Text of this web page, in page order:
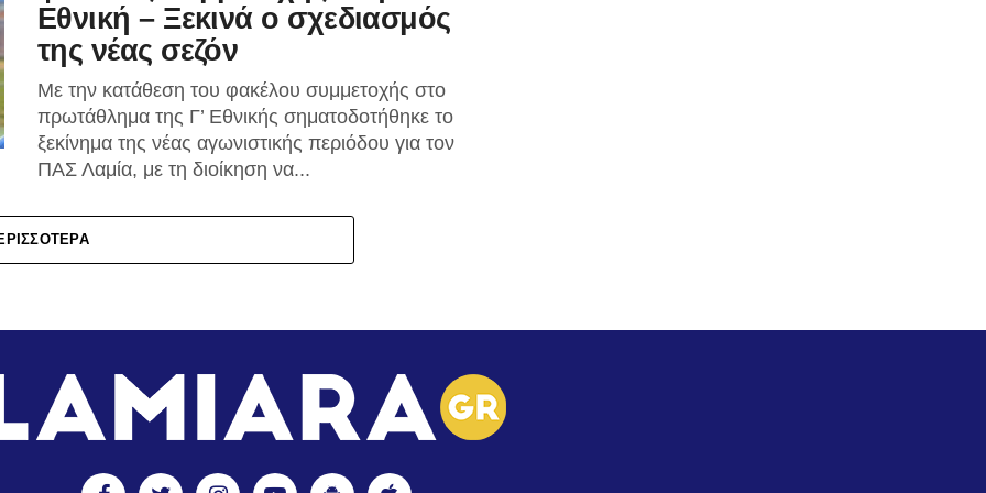
Εθνική – Ξεκινά ο σχεδιασμός
της νέας σεζόν
Με την κατάθεση του φακέλου συμμετοχής στο
πρωτάθλημα της Γ’ Εθνικής σηματοδοτήθηκε το
ξεκίνημα της νέας αγωνιστικής περιόδου για τον
ΠΑΣ Λαμία, με τη διοίκηση να...